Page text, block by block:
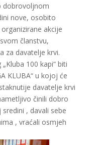
dobrovoljnom
nove, osobito
akcije
članstvu,
za davatelje krvi.
100 kapi“ biti
KLUBA“ u kojoj će
davatelje krvi
činili dobro
, davali sebe
, vraćali osmjeh